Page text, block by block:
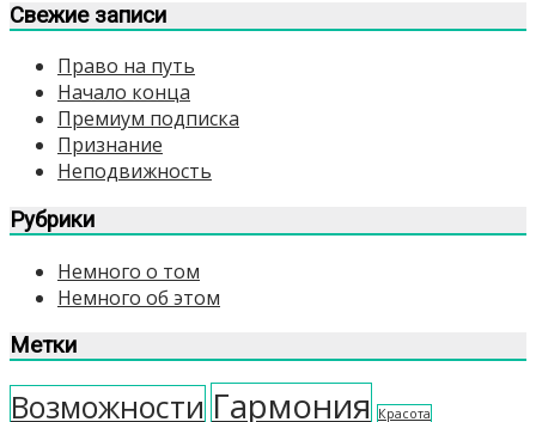
Свежие записи
Право на путь
Начало конца
Премиум подписка
Признание
Неподвижность
Рубрики
Немного о том
Немного об этом
Метки
Возможности Гармония Красота